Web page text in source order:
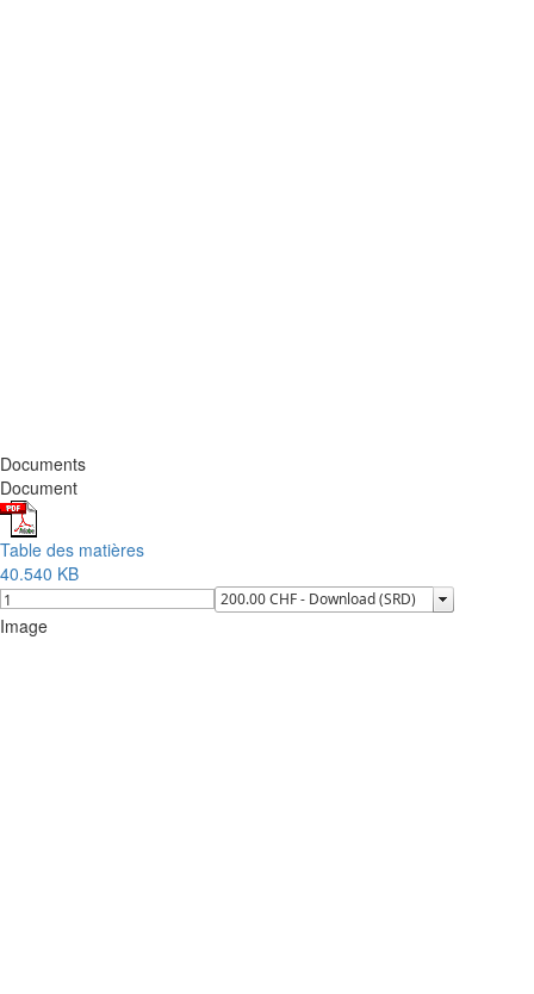
Documents
Document
Table des matières
40.540 KB
Image